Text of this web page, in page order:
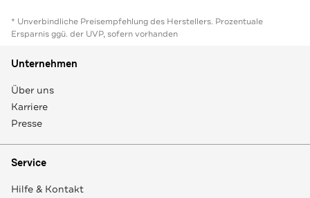
* Unverbindliche Preisempfehlung des Herstellers. Prozentuale
Ersparnis ggü. der UVP, sofern vorhanden
Unternehmen
Über uns
Karriere
Presse
Service
Hilfe & Kontakt